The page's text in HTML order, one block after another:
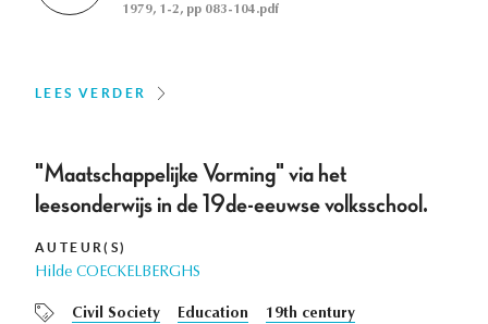
1979, 1-2, pp 083-104.pdf
LEES VERDER
"Maatschappelijke Vorming" via het
leesonderwijs in de 19de-eeuwse volksschool.
AUTEUR(S)
Hilde COECKELBERGHS
Civil Society Education 19th century